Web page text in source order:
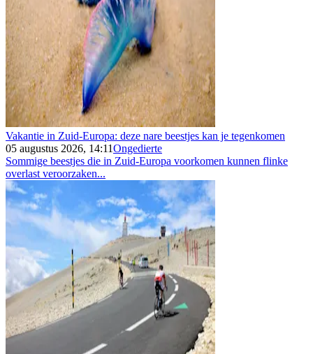
Vakantie in Zuid-Europa: deze nare beestjes kan je tegenkomen
05 augustus 2026, 14:11Ongedierte
Sommige beestjes die in Zuid-Europa voorkomen kunnen flinke
overlast veroorzaken...